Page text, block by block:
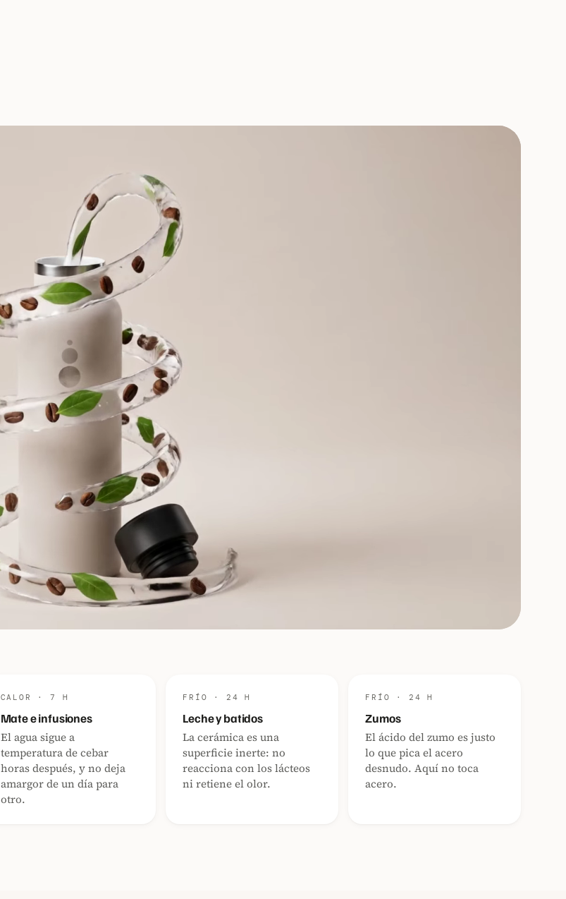
CALOR · 7 H
Mate e infusiones
El agua sigue a
temperatura de cebar
horas después, y no deja
amargor de un día para
otro.
FRÍO · 24 H
Leche y batidos
La cerámica es una
superficie inerte: no
reacciona con los lácteos
ni retiene el olor.
FRÍO · 24 H
Zumos
El ácido del zumo es justo
lo que pica el acero
desnudo. Aquí no toca
acero.